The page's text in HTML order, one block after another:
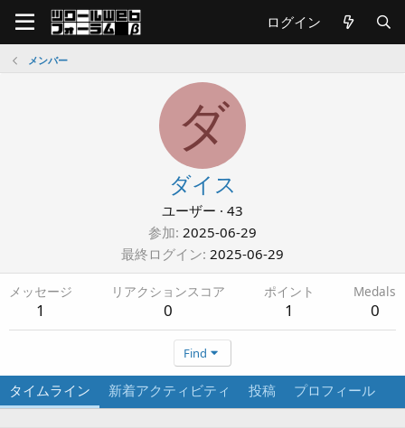
ログイン
メンバー
ダ
ダイス
ユーザー · 43
参加 2025-06-29
最終ログイン 2025-06-29
メッセージ
1
リアクションスコア
0
ポイント
1
Medals
0
Find
タイムライン 新着アクティビティ 投稿 プロフィール